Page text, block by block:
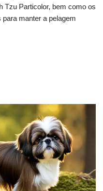
Tzu Particolor, bem como os
manter a pelagem